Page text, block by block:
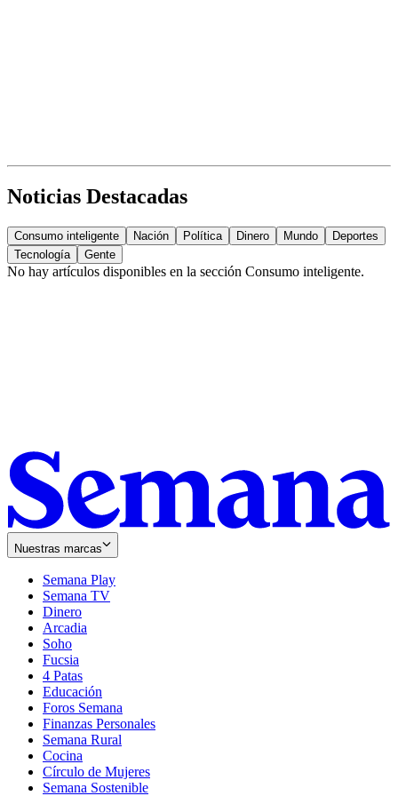
Noticias Destacadas
Consumo inteligente Nación Política Dinero Mundo
Deportes
Tecnología
Gente
No hay artículos disponibles en la sección Consumo inteligente.
Nuestras marcas
Semana Play
Semana TV
Dinero
Arcadia
Soho
in
new
window
Fucsia
in
new
window
4 Patas
Educación
Foros Semana
Finanzas Personales
Semana Rural
Cocina
Círculo de Mujeres
Semana Sostenible